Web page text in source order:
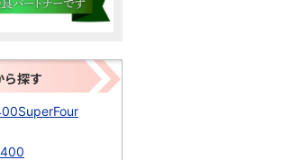
ら探す